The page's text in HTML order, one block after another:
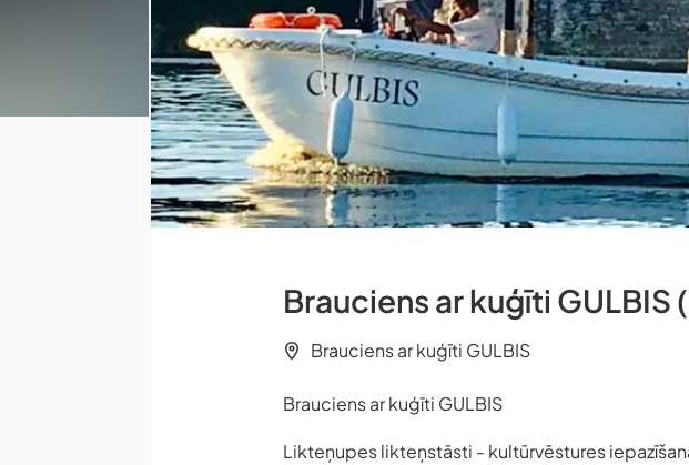
Brauciens ar kuģīti GULBIS
Brauciens ar kuģīti GULBIS
Brauciens ar kuģīti GULBIS
Likteņupes likteņstāsti - kultūrvēstures